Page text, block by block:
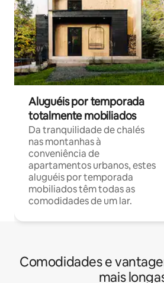
Aluguéis por temporada
totalmente mobiliados
Da tranquilidade de chalés
nas montanhas à
conveniência de
apartamentos urbanos, estes
aluguéis por temporada
mobiliados têm todas as
comodidades de um lar.
Comodidades e
mais